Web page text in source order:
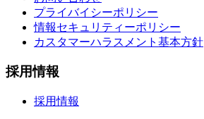
プライバイシーポリシー
情報セキュリティーポリシー
カスタマーハラスメント基本方針
採用情報
採用情報